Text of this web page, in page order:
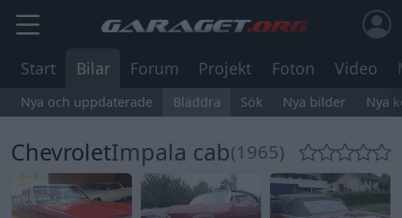
Start Bilar Forum Projekt Foton Video
Nya och uppdaterade Bläddra Sök Nya bilder Nya
ChevroletImpala cab(1965)